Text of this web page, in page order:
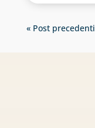
« Post precedenti